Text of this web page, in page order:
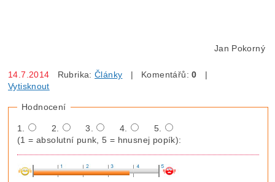
Jan Pokorný
14.7.2014 Rubrika:Články | Komentářů:0 |
Vytisknout
Hodnocení
1. 2. 3. 4.
5.
(1 = absolutní punk, 5 = hnusnej popík):